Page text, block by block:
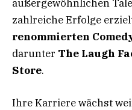
außergewöhnlichen
zahlreiche Erfolge
renommierten
darunter The Laugh
Store.
Ihre Karriere wächst